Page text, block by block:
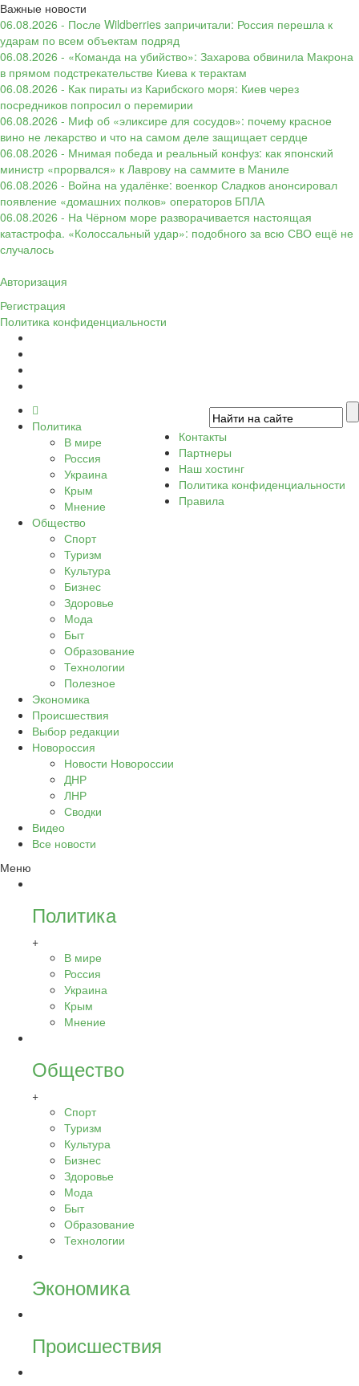
Важные новости
06.08.2026 - После Wildberries запричитали: Россия перешла к
ударам по всем объектам подряд
06.08.2026 - «Команда на убийство»: Захарова обвинила Макрона
в прямом подстрекательстве Киева к терактам
06.08.2026 - Как пираты из Карибского моря: Киев через
посредников попросил о перемирии
06.08.2026 - Миф об «эликсире для сосудов»: почему красное
вино не лекарство и что на самом деле защищает сердце
06.08.2026 - Мнимая победа и реальный конфуз: как японский
министр «прорвался» к Лаврову на саммите в Маниле
06.08.2026 - Война на удалёнке: военкор Сладков анонсировал
появление «домашних полков» операторов БПЛА
06.08.2026 - На Чёрном море разворачивается настоящая
катастрофа. «Колоссальный удар»: подобного за всю СВО ещё не
случалось
Авторизация
Регистрация
Политика конфиденциальности
Политика
В мире
Россия
Украина
Крым
Мнение
Общество
Спорт
Туризм
Культура
Бизнес
Здоровье
Мода
Быт
Образование
Технологии
Полезное
Экономика
Происшествия
Выбор редакции
Новороссия
Новости Новороссии
ДНР
ЛНР
Сводки
Видео
Все новости
Меню
Политика
+
В мире
Россия
Украина
Крым
Мнение
Общество
+
Спорт
Туризм
Культура
Бизнес
Здоровье
Мода
Быт
Образование
Технологии
Экономика
Происшествия
Контакты
Партнеры
Наш хостинг
Политика конфиденциальности
Правила